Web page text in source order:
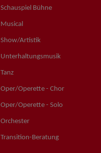
Schauspiel Bühne
Musical
Show/Artistik
Unterhaltungsmusik
Tanz
Oper/Operette - Chor
Oper/Operette - Solo
Orchester
Transition-Beratung